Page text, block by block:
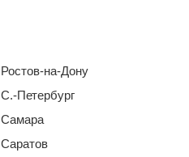
Ростов-на-Дону
С.-Петербург
Самара
Саратов